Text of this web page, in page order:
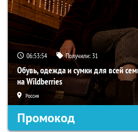
06:53:53 Получили: 31
Обувь, одежда и сумки для всей
на Wildberries
Россия
Промокод